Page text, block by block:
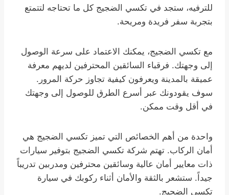
للترفيه، ستجد في تكسي الضجيج كل ما تحتاجه لتتمتع
بتجربة سفر فريدة ومريحة.
مع تكسي الضجيج، يمكنك الاعتماد على سرعة الوصول
إلى وجهتك. فرقباء السائقين المحترفين لديهم معرفة
عميقة بالمدينة ويعرفون كيفية تجاوز حركة المرور.
سوف يقودونك عبر أسرع الطرق للوصول إلى وجهتك
في أقل وقت ممكن.
واحدة من أهم الخصائص التي تميز تكسي الضجيج هي
أمان الركاب. تهتم شركة تكسي الضجيج بتوفير سيارات
ذات معايير أمان عالية وسائقين محترفين ومدربين تدريباً
جيداً. ستشعر بالثقة والأمان أثناء ركوبك في سيارة
تكسي الضجيج.